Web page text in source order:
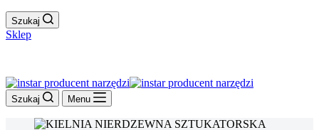
Szukaj
Sklep
Szukaj Menu